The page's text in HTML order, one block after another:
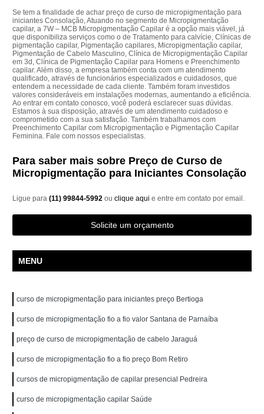
Se tem a finalidade de achar preço de curso de micropigmentação para
iniciantes Consolação, Atuando no segmento de Micropigmentação
capilar, a 7W – MCB Micropigmentação Capilar é a opção mais viável, já
que disponibiliza serviços como o de Tratamento para calvície, Clínicas de
pigmentação capilar, Pigmentação capilares, Micropigmentação capilar,
Pigmentação de Cabelo Masculino, Clínica de Micropigmentação Capilar
em 3d, Clínica de Pigmentação Capilar para Homens e Preenchimento
capilar. Além disso, a empresa também conta com um atendimento
qualificado, através de funcionários especializados e cuidadosos, que
entendem a necessidade de cada cliente. Também foram investidos
valores consideráveis em instalações modernas, aumentando a eficiência.
Ao entrar em contato conosco, você poderá esclarecer suas dúvidas.
Estamos à sua disposição, através de um atendimento cuidadoso e
comprometido com a sua satisfação. Também trabalhamos com
Preenchimento Capilar com Micropigmentação e Pigmentação Capilar
Feminina. Fale com nossos especialistas.
Para saber mais sobre Preço de Curso de
Micropigmentação para Iniciantes Consolação
Ligue para(11) 99844-5992ouclique aqui e entre em contato por email.
Solicite um orçamento
MENU
curso de micropigmentação para iniciantes preço Bertioga
curso de micropigmentação fio a fio valor Santana de Parnaíba
preço de curso de micropigmentação de cabelo Jaraguá
curso de micropigmentação fio a fio preço Bom Retiro
cursos de micropigmentação de capilar presencial Pedreira
curso de micropigmentação capilar Saúde